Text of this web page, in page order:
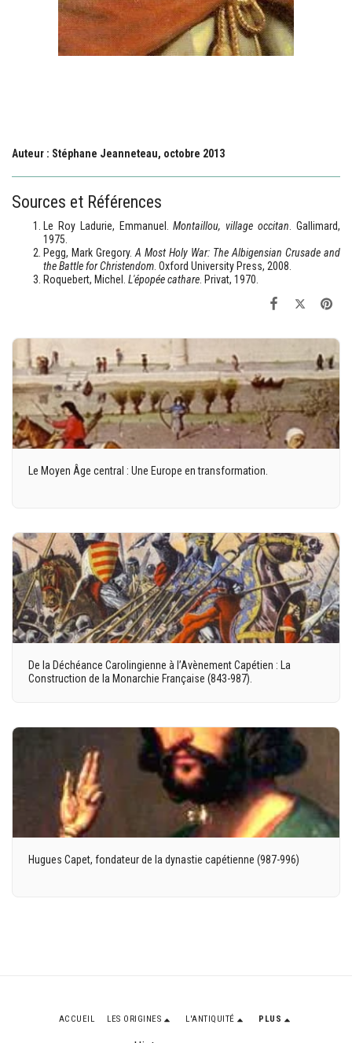
Auteur : Stéphane Jeanneteau, octobre 2013
Sources et Références
Le Roy Ladurie, Emmanuel.Montaillou, village occitan . Gallimard,
1975.
Pegg, Mark Gregory. A Most Holy War: The Albigensian Crusade and
the Battle for Christendom . Oxford University Press, 2008.
Roquebert, Michel. L'épopée cathare . Privat, 1970.
Le Moyen Âge central : Une Europe en transformation.
De la Déchéance Carolingienne à l’Avènement Capétien : La
Construction de la Monarchie Française (843-987).
Hugues Capet, fondateur de la dynastie capétienne (987-996)
ACCUEIL LES ORIGINES L'ANTIQUITÉ PLUS